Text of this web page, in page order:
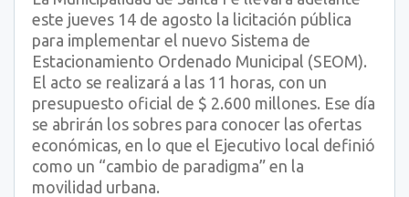
este jueves 14 de agosto la licitación pública
para implementar el nuevo Sistema de
Estacionamiento Ordenado Municipal (SEOM).
El acto se realizará a las 11 horas, con un
presupuesto oficial de $ 2.600 millones. Ese día
se abrirán los sobres para conocer las ofertas
económicas, en lo que el Ejecutivo local definió
como un “cambio de paradigma” en la
movilidad urbana.